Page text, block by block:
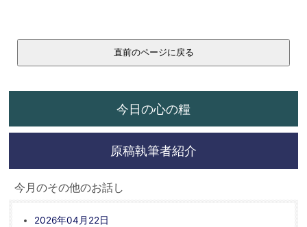
今日の心の糧
原稿執筆者紹介
今月のその他のお話し
2026年04月22日